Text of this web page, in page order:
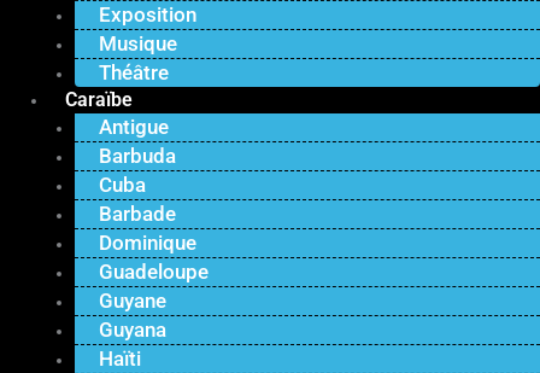
Exposition
Musique
Théâtre
Caraïbe
Antigue
Barbuda
Cuba
Barbade
Dominique
Guadeloupe
Guyane
Guyana
Haïti